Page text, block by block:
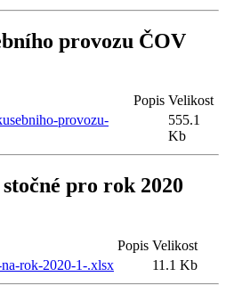
provozu ČOV
Popis Velikost
provozu-
555.1
Kb
pro rok 2020
Popis Velikost
rok-2020-1-.xlsx
11.1 Kb